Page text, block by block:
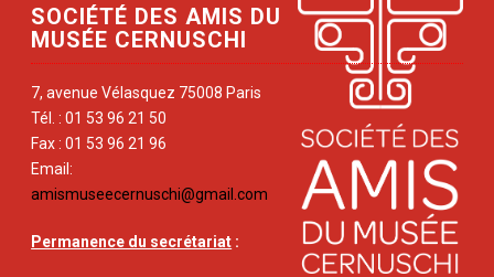
SOCIÉTÉ DES AMIS DU
MUSÉE CERNUSCHI
7, avenue Vélasquez 75008 Paris
Tél. : 01 53 96 21 50
Fax : 01 53 96 21 96
Email:
amismuseecernuschi@gmail.com
Permanence du secrétariat :